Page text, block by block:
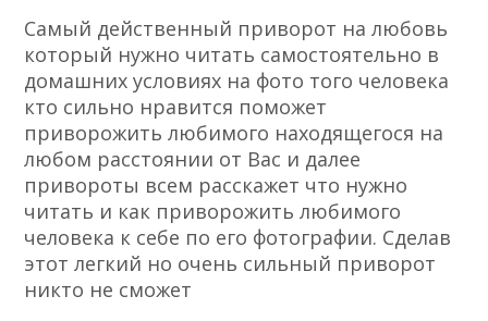
Самый действенный приворот на любовь
который нужно читать самостоятельно в
домашних условиях на фото того человека
кто сильно нравится поможет
приворожить любимого находящегося на
любом расстоянии от Вас и далее
привороты всем расскажет что нужно
читать и как приворожить любимого
человека к себе по его фотографии. Сделав
этот легкий но очень сильный приворот
никто не сможет